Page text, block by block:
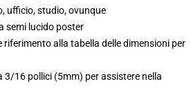
ufficio, studio, ovunque
semi lucido poster
alla tabella delle dimensioni per
3/16 pollici (5mm) per assistere nella